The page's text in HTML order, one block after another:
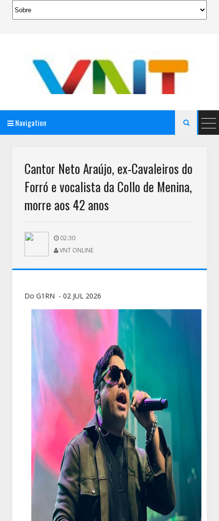
Navigation 
Cantor Neto Araújo, ex-Cavaleiros do
Forró e vocalista da Collo de Menina,
morre aos 42 anos
02:30
VNT ONLINE
Do G1RN - 02 JUL 2026